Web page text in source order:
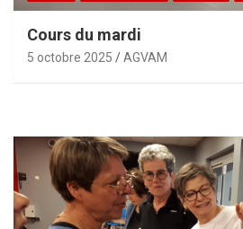
Cours du mardi
5 octobre 2025 AGVAM